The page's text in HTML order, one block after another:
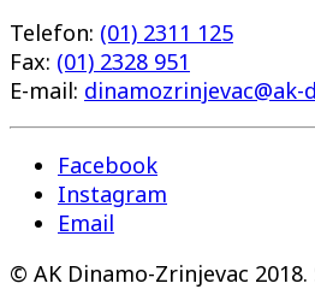
Telefon: (01) 2311 125
Fax: (01) 2328 951
E-mail: dinamozrinjevac@ak-
Facebook
Instagram
Email
© AK Dinamo-Zrinjevac